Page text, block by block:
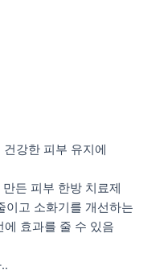
강한 피부 유지에
든 피부 한방 치료제
이고 소화기를 개선하는
효과를 줄 수 있음